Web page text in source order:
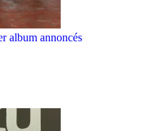
album annoncés